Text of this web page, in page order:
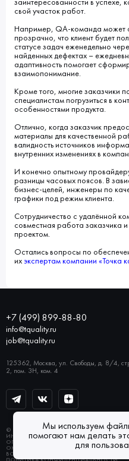
свой участок работ.
Например, QA-команда может
прозрачно, что клиент будет
статусе задач еженедельно
найденных дефектах –
адаптивность помогает
взаимопонимание.
Кроме того, многие заказчики
специалистам погрузиться в
особенностями продукта.
Отлично, когда заказчик
материалы для качественной
валидность источников
внутренних изменениях в
И конечно опытному
разницы часовых поясов. В
бизнес-целей, инженеры по
графики под режим клиента.
Сотрудничество с удалённой
совместная работа заказчика
проектом.
Остались вопросы по
их экспертам компании «Точка
+7 (499) 899-88-80
info@tquality.ru
job@tquality.ru
125362, Москва, ул. Свободы, д. 8/4,
2, пом. 3Н, ком. 4
© 2026 «ТОЧКА КАЧЕСТВА»
ИНН 7733832764
ОГРН 1137746147494
ОКВЭД 62.0
ВСЕ ПРАВА ЗАЩИЩЕНЫ
Мы используем
помогают нам делать
для